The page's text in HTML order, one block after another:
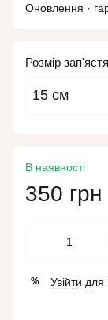
Оновлення ·
Розмір зап'ястя
15 см
В наявності
350 грн
% Увійти для